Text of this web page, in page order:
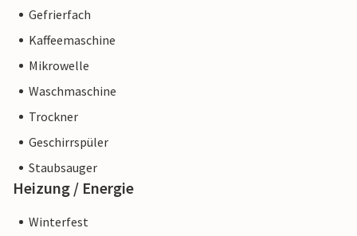
Gefrierfach
Kaffeemaschine
Mikrowelle
Waschmaschine
Trockner
Geschirrspüler
Staubsauger
Heizung / Energie
Winterfest